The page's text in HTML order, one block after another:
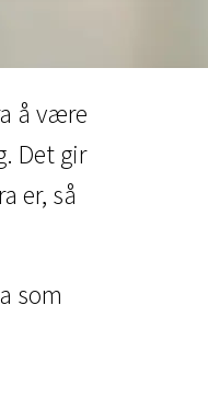
å være
Det gir
er, så
som